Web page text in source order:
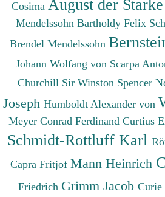
Cosima August der Starke
Mendelssohn Bartholdy Felix
Brendel Mendelssohn
Johann Wolfang von Scarpa
Churchill Sir Winston Spencer
Joseph Humboldt Alexander von
Meyer Conrad Ferdinand Curtius
Schmidt-Rottluff Karl
Capra Fritjof Mann Heinrich
Friedrich Grimm Jacob Curie